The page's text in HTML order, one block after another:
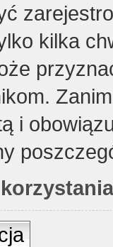
kilka
i